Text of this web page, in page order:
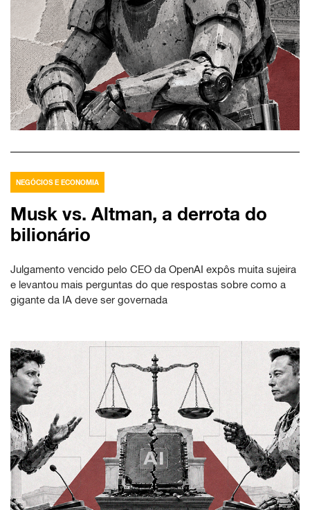
NEGÓCIOS E ECONOMIA
Musk vs. Altman, a derrota do
bilionário
Julgamento vencido pelo CEO da OpenAI expôs muita sujeira
e levantou mais perguntas do que respostas sobre como a
gigante da IA deve ser governada